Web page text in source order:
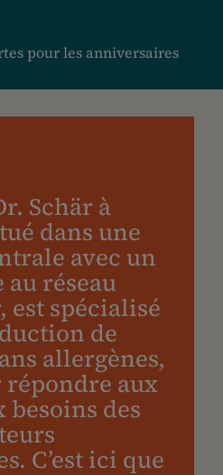
pour les anniversaires
Schär à
dans une
avec un
au réseau
est spécialisé
de
allergènes,
aux
besoins des
C’est ici que